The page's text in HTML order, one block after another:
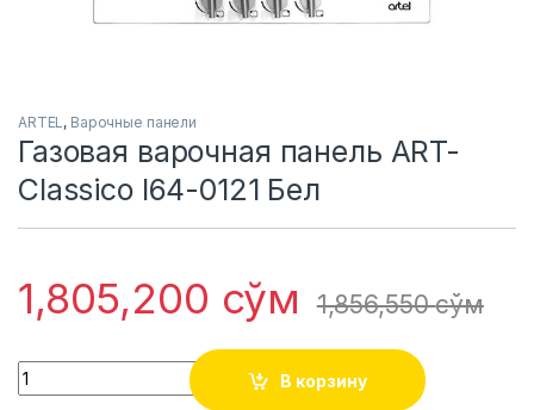
ARTEL, Варочные панели
Газовая варочная панель ART-
Classico I64-0121 Бел
1,805,200 сўм 1,856,550сўм
Quantity
В корзину